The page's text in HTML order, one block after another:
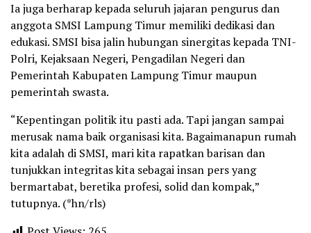
Ia juga berharap kepada seluruh jajaran pengurus dan
anggota SMSI Lampung Timur memiliki dedikasi dan
edukasi. SMSI bisa jalin hubungan sinergitas kepada TNI-
Polri, Kejaksaan Negeri, Pengadilan Negeri dan
Pemerintah Kabupaten Lampung Timur maupun
pemerintah swasta.
“Kepentingan politik itu pasti ada. Tapi jangan sampai
merusak nama baik organisasi kita. Bagaimanapun rumah
kita adalah di SMSI, mari kita rapatkan barisan dan
tunjukkan integritas kita sebagai insan pers yang
bermartabat, beretika profesi, solid dan kompak,”
tutupnya. (*hn/rls)